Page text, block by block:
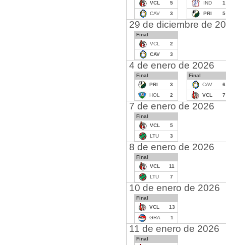
VCL
5
CAV
3
IND
1
PRI
5
29 de diciembre de
Final
VCL
2
CAV
3
4 de enero de 2026
Final
PRI
3
HOL
2
Final
CAV
6
VCL
7
7 de enero de 2026
Final
VCL
5
LTU
3
8 de enero de 2026
Final
VCL
11
LTU
7
10 de enero de 2026
Final
VCL
13
GRA
1
11 de enero de 2026
Final